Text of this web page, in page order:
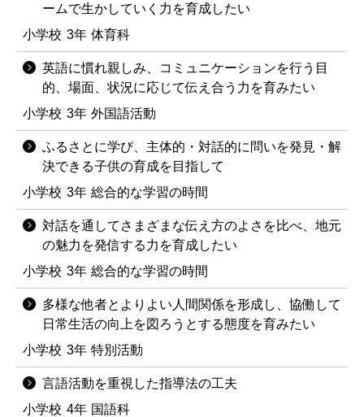
ームで生かしていく力を育成したい
小学校 3年 体育科
英語に慣れ親しみ、コミュニケーションを行う目
的、場面、状況に応じて伝え合う力を育みたい
小学校 3年 外国語活動
ふるさとに学び、主体的・対話的に問いを発見・解
決できる子供の育成を目指して
小学校 3年 総合的な学習の時間
対話を通してさまざまな伝え方のよさを比べ、地元
の魅力を発信する力を育成したい
小学校 3年 総合的な学習の時間
多様な他者とよりよい人間関係を形成し、協働して
日常生活の向上を図ろうとする態度を育みたい
小学校 3年 特別活動
言語活動を重視した指導法の工夫
小学校 4年 国語科